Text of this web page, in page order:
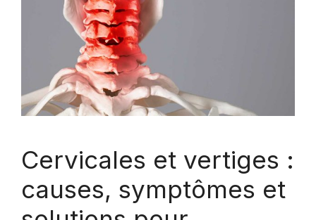
Cervicales et vertiges :
causes, symptômes et